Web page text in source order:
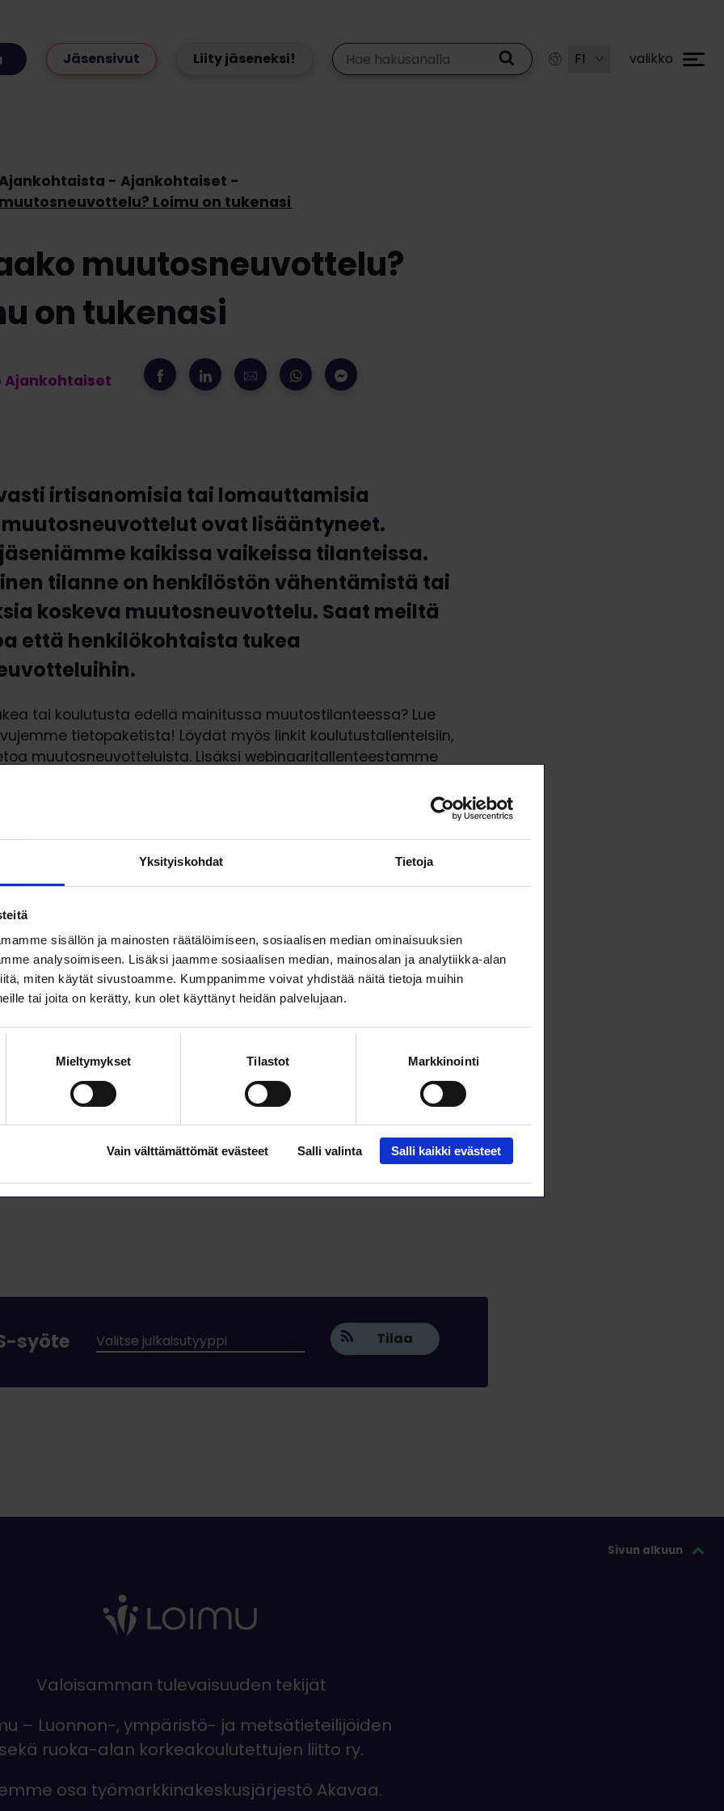
Yksityiskohdat Tietoja
sisällön ja mainosten räätälöimiseen, sosiaalisen median ominaisuuksien
analysoimiseen. Lisäksi jaamme sosiaalisen median, mainosalan ja analytiikka-alan
miten käytät sivustoamme. Kumppanimme voivat yhdistää näitä tietoja muihin
tai joita on kerätty, kun olet käyttänyt heidän palvelujaan.
Mieltymykset Tilastot Markkinointi
Vain välttämättömät evästeet Salli valinta Salli kaikki evästeet
Jäsensivut Liity jäseneksi! valikko
Ajankohtaiset
Loimu on tukenasi
muutosneuvottelu?
on tukenasi
Ajankohtaiset
irtisanomisia tai lomauttamisia
ovat lisääntyneet.
kaikissa vaikeissa tilanteissa.
tilanne on henkilöstön vähentämistä tai
koskeva muutosneuvottelu. Saat meiltä
että henkilökohtaista tukea
tai koulutusta edellä mainitussa muutostilanteessa? Lue
tietopaketista! Löydät myös linkit koulutustallenteisiin,
muutosneuvotteluista. Lisäksi webinaaritallenteestamme
Lataa artikkeli
syöte Tilaa
Sivun alkuun
Valoisamman tulevaisuuden tekijät
– Luonnon-, ympäristö- ja metsätieteilijöiden
sekä ruoka-alan korkeakoulutettujen liitto ry.
osa työmarkkinakeskusjärjestö Akavaa.